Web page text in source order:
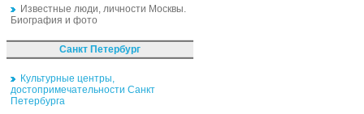
Известные люди, личности Москвы.
Биография и фото
Санкт Петербург
Культурные центры,
достопримечательности Санкт
Петербурга